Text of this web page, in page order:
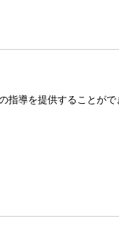
指導を提供することがで